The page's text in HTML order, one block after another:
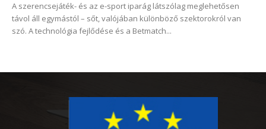
A szerencsejáték- és az e-sport iparág látszólag meglehetősen
távol áll egymástól – sőt, valójában különböző szektorokról van
szó. A technológia fejlődése és a Betmatch...